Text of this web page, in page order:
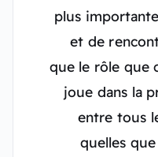
plus
et de
que le rôle que
joue dans la
entre tous
quelles